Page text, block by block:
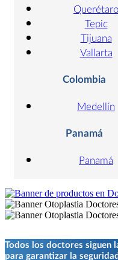
Querétaro
Tepic
Tijuana
Vallarta
Colombia
Medellín
Panamá
Panamá
Todos los doctores siguen
para garantizar la